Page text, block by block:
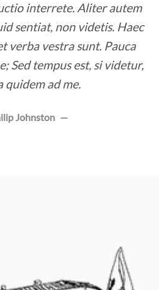
interrete. Aliter autem
sentiat, non videtis. Haec
verba vestra sunt. Pauca
Sed tempus est, si videtur,
quidem ad me.
Johnston